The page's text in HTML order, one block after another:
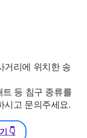
거리에 위치한 송
등 침구 종류를
시고 문의주세요.
👇